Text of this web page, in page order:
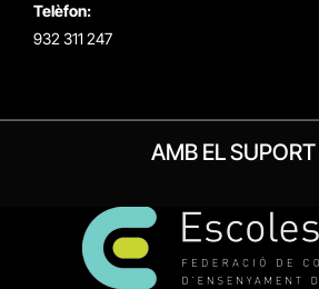
Telèfon:
932 311 247
AMB EL SUPORT